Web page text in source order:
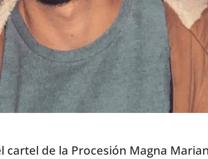
cartel de la Procesión Magna